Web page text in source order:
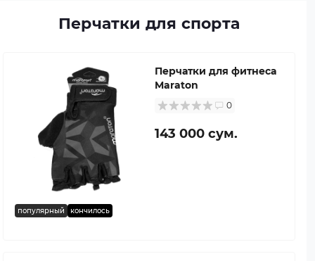
Перчатки для спорта
популярный кончилось
Перчатки для фитнеса
Maraton
0
143 000 сум.